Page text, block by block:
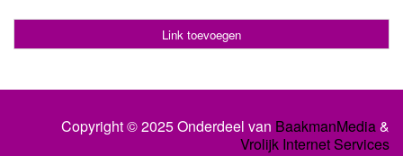
Link toevoegen
Copyright © 2025 Onderdeel van BaakmanMedia&
Vrolijk Internet Services